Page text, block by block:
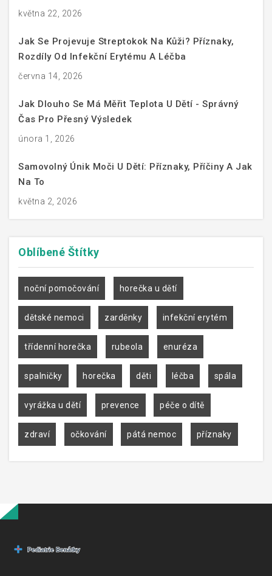
května 22, 2026
Jak Se Projevuje Streptokok Na Kůži? Příznaky,
Rozdíly Od Infekční Erytému A Léčba
června 14, 2026
Jak Dlouho Se Má Měřit Teplota U Dětí - Správný
Čas Pro Přesný Výsledek
února 1, 2026
Samovolný Únik Moči U Dětí: Příznaky, Příčiny A Jak
Na To
května 2, 2026
Oblíbené Štítky
noční pomočování horečka u dětí
dětské nemoci zarděnky infekční erytém
třídenní horečka rubeola enuréza
spalničky horečka děti léčba spála
vyrážka u dětí prevence péče o dítě
zdraví očkování pátá nemoc příznaky